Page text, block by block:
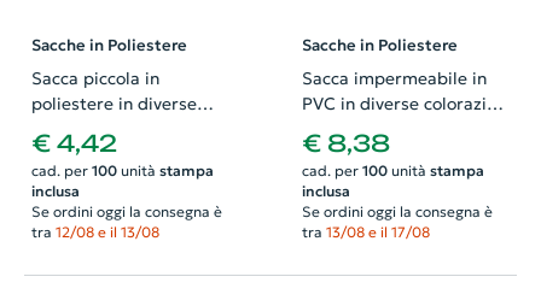
Sacche in Poliestere
Sacca piccola in
poliestere in diverse
colorazioni da 210D
17x32cm
€ 4,42
cad. per 100unità stampa
inclusa
Se ordini oggi la consegna è
tra 12/08 e il 13/08
Sacche in Poliestere
Sacca impermeabile in
PVC in diverse colorazioni
da 10L diametro 20cm x
altezza 46cm
€ 8,38
cad. per 100unità stampa
inclusa
Se ordini oggi la consegna è
tra 13/08 e il 17/08